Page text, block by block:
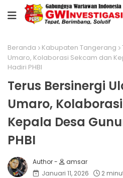
Beranda Kabupaten Tangerang
Umaro, Kolaborasi Sekcam dan
Hadiri PHBI
Terus Bersinergi
Umaro,
Kepala Desa
PHBI
amsar
Januari 11, 2026
2